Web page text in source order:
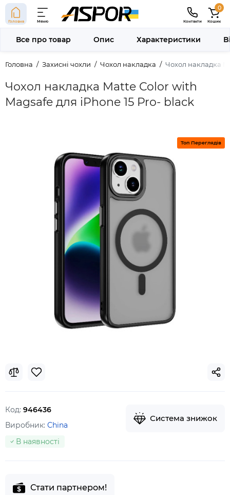
Головна Меню Контакти
0
Кошик
Головна Захисні чохли Чохол накладка Чохол накладка
Чохол накладка Matte Color with
Magsafe для iPhone 15 Pro- black
Все про товар Опис Характеристики
Топ Переглядів
Код: 946436
Виробник: China
В наявності
Система знижок
Стати партнером!